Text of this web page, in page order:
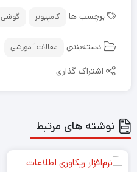
برچسب ها کامپیوتر گوشی
دسته‌بندی مقالات آموزشی
اشتراک گذاری
نوشته های مرتبط